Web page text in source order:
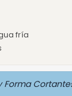
fría
Forma